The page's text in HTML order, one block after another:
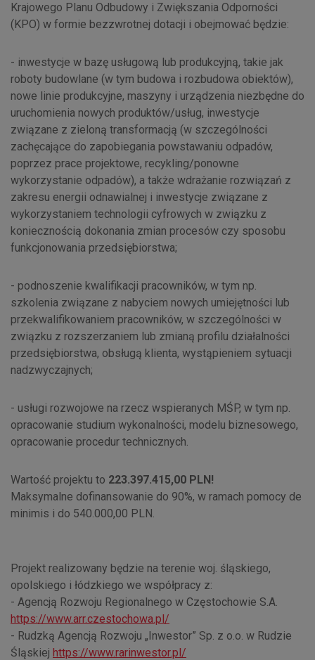
Krajowego Planu Odbudowy i Zwiększania Odporności
(KPO) w formie bezzwrotnej dotacji i obejmować będzie:
- inwestycje w bazę usługową lub produkcyjną, takie jak
roboty budowlane (w tym budowa i rozbudowa obiektów),
nowe linie produkcyjne, maszyny i urządzenia niezbędne do
uruchomienia nowych produktów/usług, inwestycje
związane z zieloną transformacją (w szczególności
zachęcające do zapobiegania powstawaniu odpadów,
poprzez prace projektowe, recykling/ponowne
wykorzystanie odpadów), a także wdrażanie rozwiązań z
zakresu energii odnawialnej i inwestycje związane z
wykorzystaniem technologii cyfrowych w związku z
koniecznością dokonania zmian procesów czy sposobu
funkcjonowania przedsiębiorstwa;
- podnoszenie kwalifikacji pracowników, w tym np.
szkolenia związane z nabyciem nowych umiejętności lub
przekwalifikowaniem pracowników, w szczególności w
związku z rozszerzaniem lub zmianą profilu działalności
przedsiębiorstwa, obsługą klienta, wystąpieniem sytuacji
nadzwyczajnych;
- usługi rozwojowe na rzecz wspieranych MŚP, w tym np.
opracowanie studium wykonalności, modelu biznesowego,
opracowanie procedur technicznych.
Wartość projektu to 223.397.415,00 PLN!
Maksymalne dofinansowanie do 90%, w ramach pomocy de
minimis i do 540.000,00 PLN.
Projekt realizowany będzie na terenie woj. śląskiego,
opolskiego i łódzkiego we współpracy z:
- Agencją Rozwoju Regionalnego w Częstochowie S.A.
https://www.arr.czestochowa.pl/
- Rudzką Agencją Rozwoju „Inwestor” Sp. z o.o. w Rudzie
Śląskiej https://www.rarinwestor.pl/